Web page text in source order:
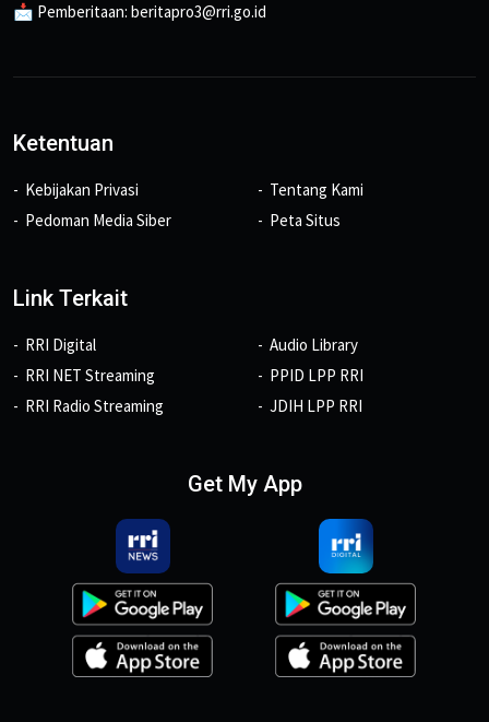
📩 Pemberitaan: beritapro3@rri.go.id
Ketentuan
Kebijakan Privasi
Pedoman Media Siber
Tentang Kami
Peta Situs
Link Terkait
RRI Digital
RRI NET Streaming
RRI Radio Streaming
Audio Library
PPID LPP RRI
JDIH LPP RRI
Get My App